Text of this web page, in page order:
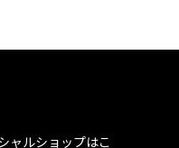
ャルショップはこ